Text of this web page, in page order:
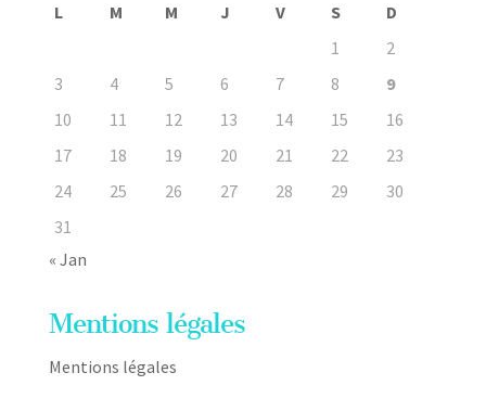
L M M J V S
D
1
2
3
4 5 6 7 8
9
10
11 12 13 14 15
16
17
18 19 20 21 22
23
24
25 26 27 28 29
30
31
« Jan
Mentions légales
Mentions légales